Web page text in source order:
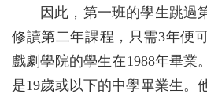
因此，第一班的學生跳過
修讀第二年課程，只需3年便
戲劇學院的學生在1988年畢業
是19歲或以下的中學畢業生。